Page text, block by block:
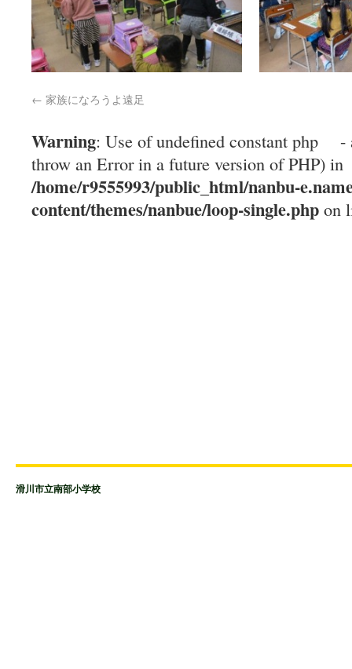
← 家族になろうよ遠足
Warning: Use of undefined constant php
throw an Error in a future version of PHP) in
/home/r9555993/public_html/nanbu-
content/themes/nanbue/loop-single.php on
滑川市立南部小学校